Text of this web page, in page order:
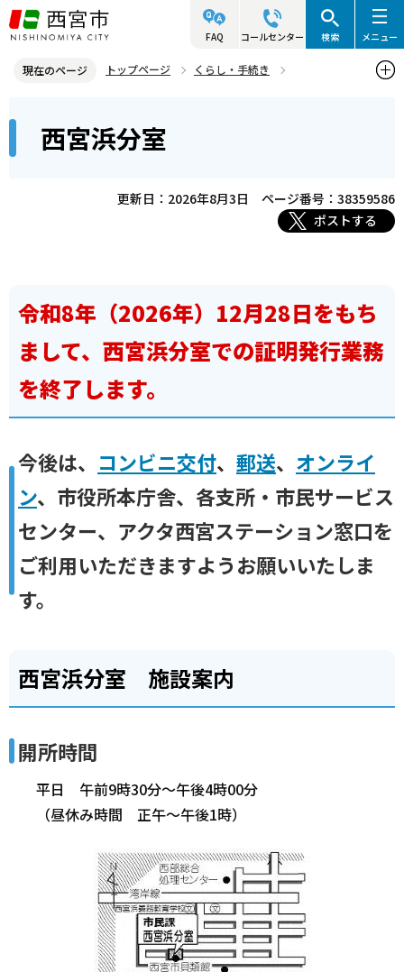
こ
の
ジ
先
FAQ コールセンター 検索 メニュー
現在のページ トップページ
くらし・手続き
支所・アクタ・サービスセンターのご案内
こ
西宮浜分室
更新日：2026年8月3日
ページ番号：38359586
ポストする
令和8年（2026年）12月28日をもち
まして、西宮浜分室での証明発行業務
を終了します。
今後は、 コンビニ交付、 郵送、 オンライ
ン、市役所本庁舎、各支所・市民サービス
センター、アクタ西宮ステーション窓口を
ご利用いただきますようお願いいたしま
す。
西宮浜分室 施設案内
開所時間
平日 午前9時30分～午後4時00分
（昼休み時間 正午～午後1時）